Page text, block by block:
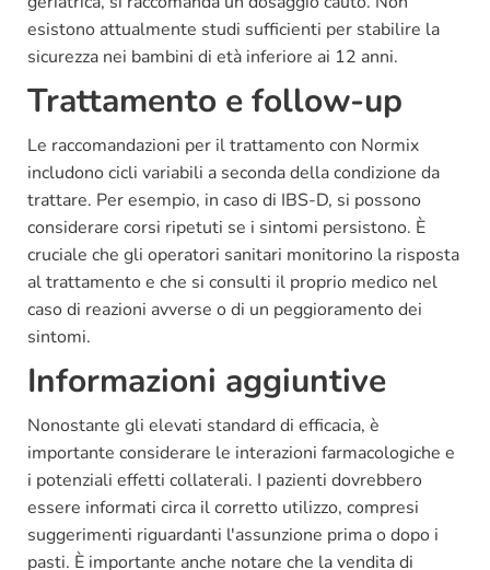
esistono attualmente studi sufficienti per stabilire la
sicurezza nei bambini di età inferiore ai 12 anni.
Trattamento e follow-up
Le raccomandazioni per il trattamento con Normix
includono cicli variabili a seconda della condizione da
trattare. Per esempio, in caso di IBS-D, si possono
considerare corsi ripetuti se i sintomi persistono. È
cruciale che gli operatori sanitari monitorino la risposta
al trattamento e che si consulti il proprio medico nel
caso di reazioni avverse o di un peggioramento dei
sintomi.
Informazioni aggiuntive
Nonostante gli elevati standard di efficacia, è
importante considerare le interazioni farmacologiche e
i potenziali effetti collaterali. I pazienti dovrebbero
essere informati circa il corretto utilizzo, compresi
suggerimenti riguardanti l'assunzione prima o dopo i
pasti. È importante anche notare che la vendita di